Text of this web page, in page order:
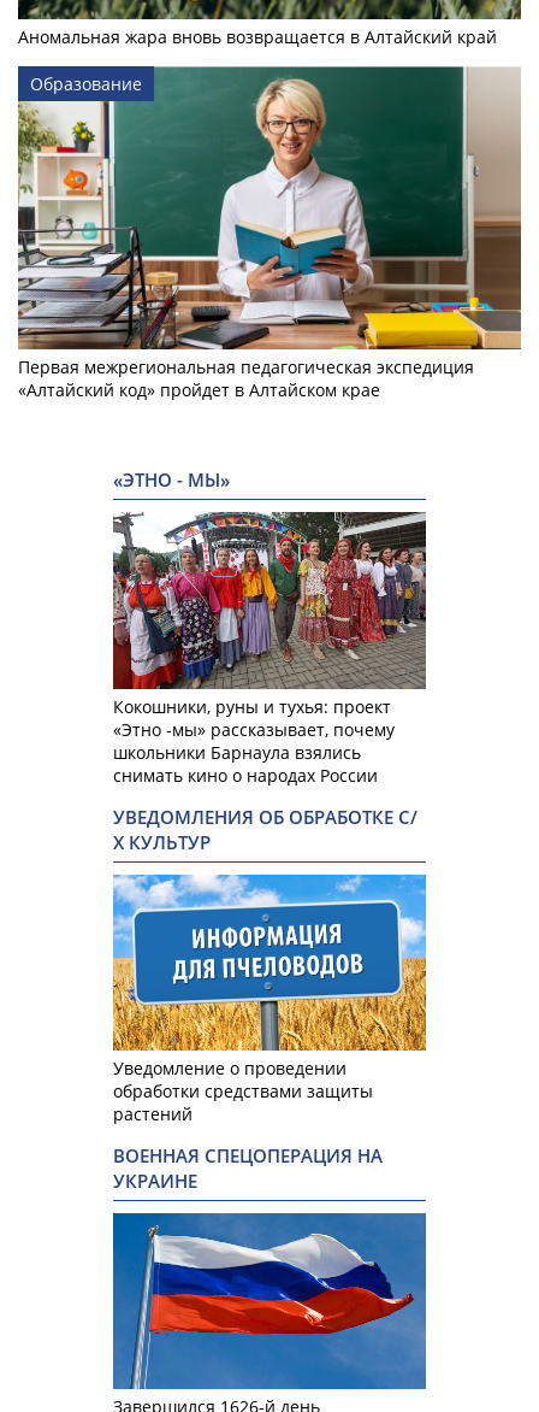
Аномальная жара вновь возвращается в Алтайский край
Образование
Первая межрегиональная педагогическая экспедиция
«Алтайский код» пройдет в Алтайском крае
«ЭТНО - МЫ»
Кокошники, руны и тухья: проект
«Этно -мы» рассказывает, почему
школьники Барнаула взялись
снимать кино о народах России
УВЕДОМЛЕНИЯ ОБ ОБРАБОТКЕ С/
Х КУЛЬТУР
Уведомление о проведении
обработки средствами защиты
растений
ВОЕННАЯ СПЕЦОПЕРАЦИЯ НА
УКРАИНЕ
Завершился 1626-й день